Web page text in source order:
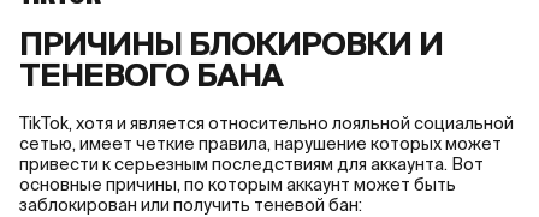
ПРИЧИНЫ БЛОКИРОВКИ И
ТЕНЕВОГО БАНА
TikTok, хотя и является относительно лояльной социальной
сетью, имеет четкие правила, нарушение которых может
привести к серьезным последствиям для аккаунта. Вот
основные причины, по которым аккаунт может быть
заблокирован или получить теневой бан: